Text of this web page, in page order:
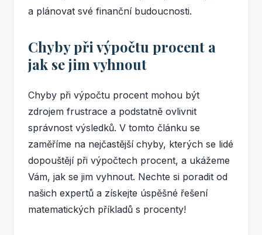
a plánovat své finanční budoucnosti.
Chyby při výpočtu procent a
jak se jim vyhnout
Chyby při výpočtu procent mohou být
zdrojem frustrace a podstatně ovlivnit
správnost výsledků. V tomto článku se
zaměříme na nejčastější chyby, kterých se lidé
dopouštějí při výpočtech procent, a ukážeme
Vám, jak se jim vyhnout. Nechte si poradit od
našich expertů a získejte úspěšné řešení
matematických příkladů s procenty!